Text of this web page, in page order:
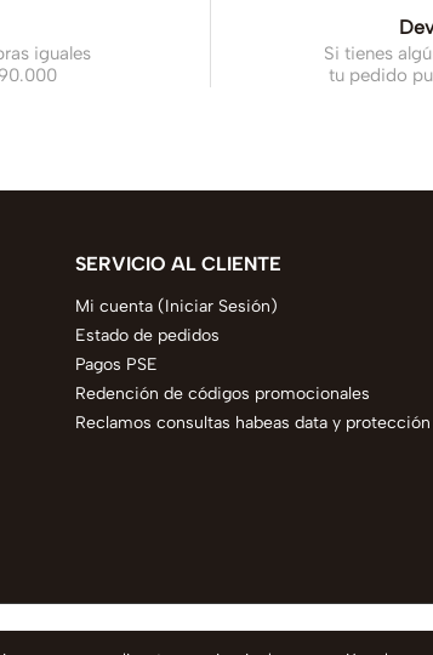
iguales
Si tienes
tu pedido
SERVICIO AL CLIENTE
Mi cuenta (Iniciar Sesión)
Estado de pedidos
Pagos PSE
Redención de códigos promocionales
Reclamos consultas habeas data y